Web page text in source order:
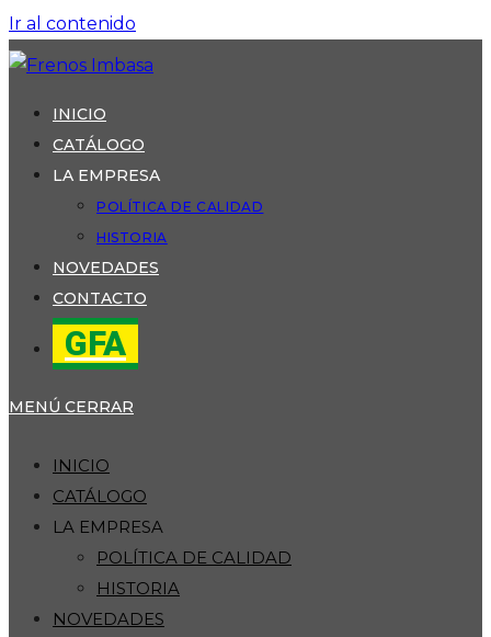
Ir al contenido
INICIO
CATÁLOGO
LA EMPRESA
POLÍTICA DE CALIDAD
HISTORIA
NOVEDADES
CONTACTO
GFA
MENÚ CERRAR
INICIO
CATÁLOGO
LA EMPRESA
POLÍTICA DE CALIDAD
HISTORIA
NOVEDADES